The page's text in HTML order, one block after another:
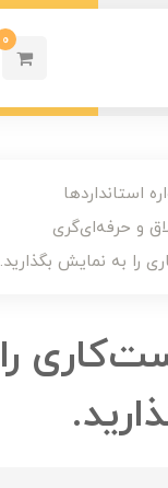
0
استانداردها
و حرفه‌ای‌گری
درست‌کاری